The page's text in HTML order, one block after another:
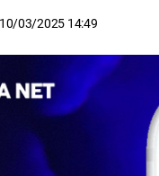
10/03/2025 14:49